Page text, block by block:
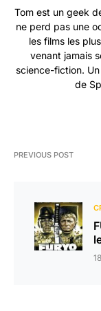
Tom est un geek
ne perd pas une
les films les
venant jamais
science-fiction.
de
PREVIOUS POST